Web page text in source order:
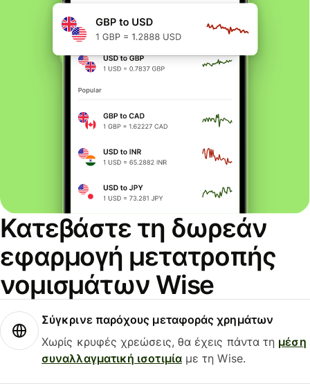
Κατεβάστε τη δωρεάν
εφαρμογή μετατροπής
νομισμάτων Wise
Σύγκρινε παρόχους μεταφοράς χρημάτων
Χωρίς κρυφές χρεώσεις, θα έχεις πάντα τη μέση
συναλλαγματική ισοτιμίαμε τη Wise.